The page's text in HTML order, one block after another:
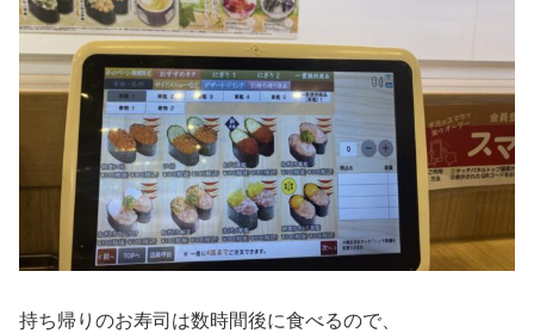
持ち帰りのお寿司は数時間後に食べるので、